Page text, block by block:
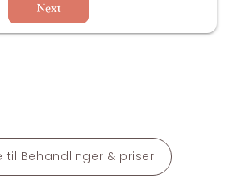
Next
til Behandlinger & priser